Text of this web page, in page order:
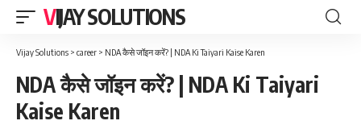
VIJAY SOLUTIONS
Vijay Solutions > career > NDA कैसे जॉइन करें? | NDA Ki Taiyari Kaise Karen
NDA कैसे जॉइन करें? | NDA Ki Taiyari
Kaise Karen